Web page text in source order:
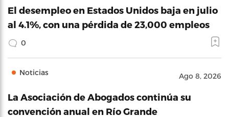
El desempleo en Estados Unidos baja en julio
al 4.1%, con una pérdida de 23,000 empleos
0
Noticias Ago 8, 2026
La Asociación de Abogados continúa su
convención anual en Río Grande